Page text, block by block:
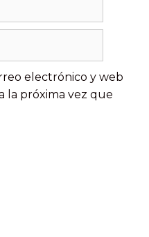
electrónico y web
la próxima vez que